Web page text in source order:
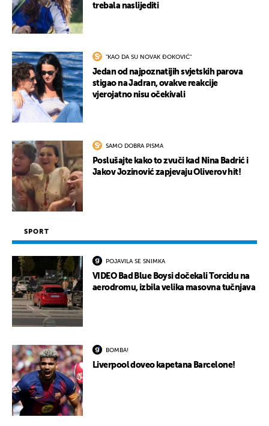
trebala naslijediti
"KAO DA SU NOVAK ĐOKOVIĆ"
Jedan od najpoznatijih svjetskih parova
stigao na Jadran, ovakve reakcije
vjerojatno nisu očekivali
SAMO DOBRA PISMA
Poslušajte kako to zvuči kad Nina Badrić i
Jakov Jozinović zapjevaju Oliverov hit!
SPORT
POJAVILA SE SNIMKA
VIDEO Bad Blue Boysi dočekali Torcidu na
aerodromu, izbila velika masovna tučnjava
BOMBA!
Liverpool doveo kapetana Barcelone!